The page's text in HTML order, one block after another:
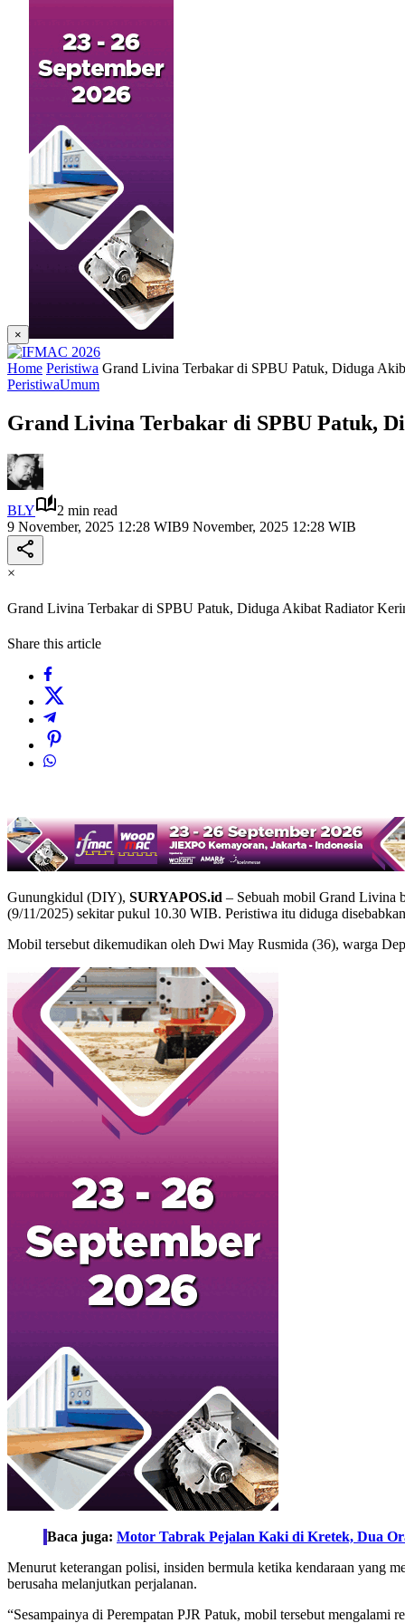
×
Home Peristiwa Grand Livina Terbakar di SPBU Patuk, Diduga
PeristiwaUmum
Grand Livina Terbakar di SPBU Patuk,
BLY
2 min read
9 November, 2025 12:28 WIB9 November, 2025 12:28 WIB
×
Grand Livina Terbakar di SPBU Patuk, Diduga Akibat Radiator
Share this article
Gunungkidul (DIY), SURYAPOS.id – Sebuah mobil Grand Livina
(9/11/2025) sekitar pukul 10.30 WIB. Peristiwa itu diduga
Mobil tersebut dikemudikan oleh Dwi May Rusmida (36), warga
Baca juga: Motor Tabrak Pejalan Kaki di Kretek, Dua
Menurut keterangan polisi, insiden bermula ketika kendaraan yang
berusaha melanjutkan perjalanan.
“Sesampainya di Perempatan PJR Patuk, mobil tersebut mengalami